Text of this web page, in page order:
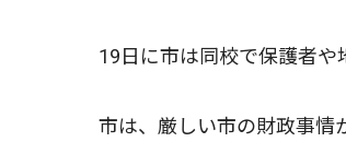
19日に市は同校で保護者や
市は、厳しい市の財政事情